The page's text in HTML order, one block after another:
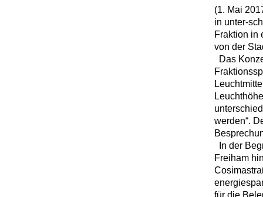
(1. Mai
in unter-
Fraktion in
von der
Das
werden“.
In der
Freiham
für die